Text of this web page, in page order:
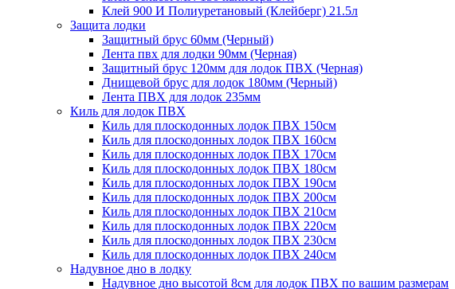
Клей 900 И Полиуретановый (Клейберг) 21.5л
Защита лодки
Защитный брус 60мм (Черный)
Лента пвх для лодки 90мм (Черная)
Защитный брус 120мм для лодок ПВХ (Черная)
Днищевой брус для лодок 180мм (Черный)
Лента ПВХ для лодок 235мм
Киль для лодок ПВХ
Киль для плоскодонных лодок ПВХ 150см
Киль для плоскодонных лодок ПВХ 160см
Киль для плоскодонных лодок ПВХ 170см
Киль для плоскодонных лодок ПВХ 180см
Киль для плоскодонных лодок ПВХ 190см
Киль для плоскодонных лодок ПВХ 200см
Киль для плоскодонных лодок ПВХ 210см
Киль для плоскодонных лодок ПВХ 220см
Киль для плоскодонных лодок ПВХ 230см
Киль для плоскодонных лодок ПВХ 240см
Надувное дно в лодку
Надувное дно высотой 8см для лодок ПВХ по вашим размерам